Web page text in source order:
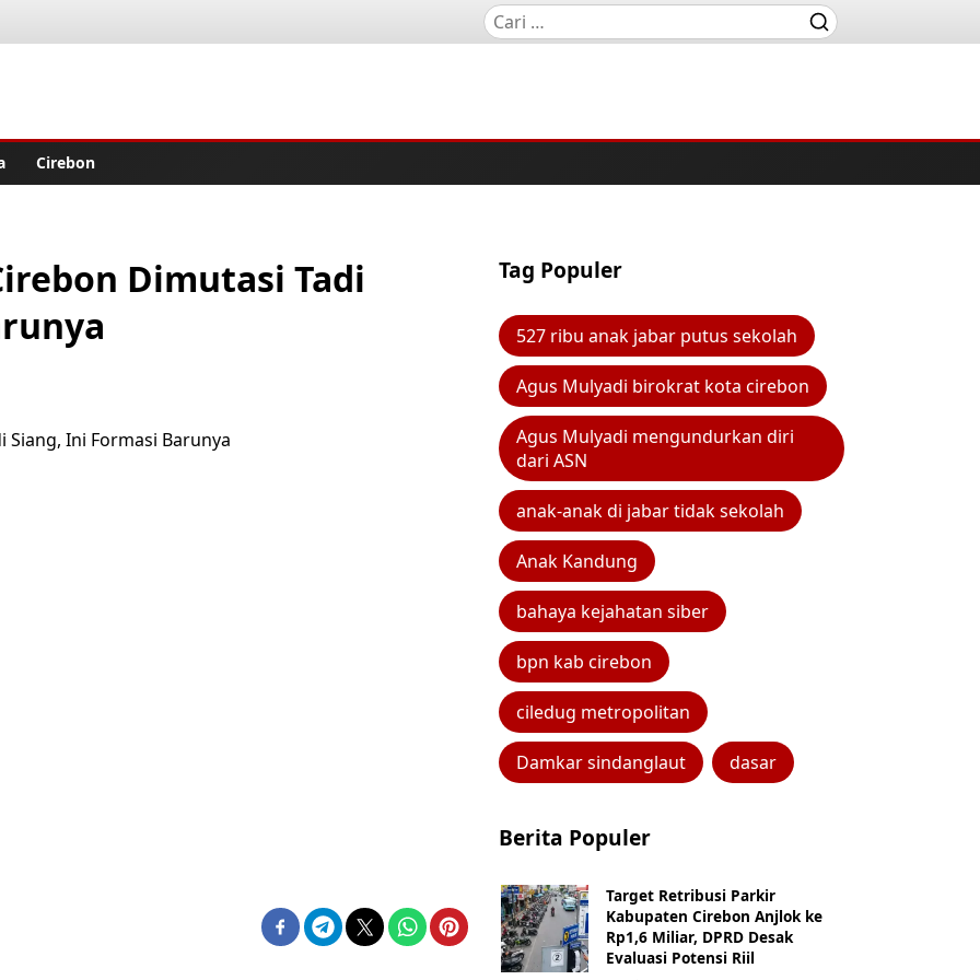
Cirebon
Dimutasi Tadi
Tag Populer
527 ribu anak jabar putus sekolah
Agus Mulyadi birokrat kota cirebon
Agus Mulyadi mengundurkan diri
dari ASN
anak-anak di jabar tidak sekolah
Anak Kandung
bahaya kejahatan siber
bpn kab cirebon
ciledug metropolitan
Damkar sindanglaut dasar
Berita Populer
Target Retribusi Parkir
Kabupaten Cirebon Anjlok ke
Rp1,6 Miliar, DPRD Desak
Evaluasi Potensi Riil